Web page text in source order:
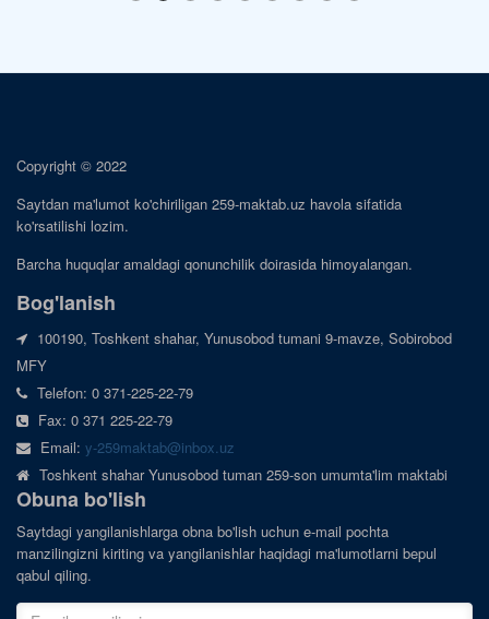
Copyright © 2022
Saytdan ma'lumot ko'chiriligan 259-maktab.uz havola sifatida
ko'rsatilishi lozim.
Barcha huquqlar amaldagi qonunchilik doirasida himoyalangan.
Bog'lanish
100190, Toshkent shahar, Yunusobod tumani 9-mavze, Sobirobod
MFY
Telefon: 0 371-225-22-79
Fax: 0 371 225-22-79
Email:y-259maktab@inbox.uz
Toshkent shahar Yunusobod tuman 259-son umumta'lim maktabi
Obuna bo'lish
Saytdagi yangilanishlarga obna bo'lish uchun e-mail pochta
manzilingizni kiriting va yangilanishlar haqidagi ma'lumotlarni bepul
qabul qiling.